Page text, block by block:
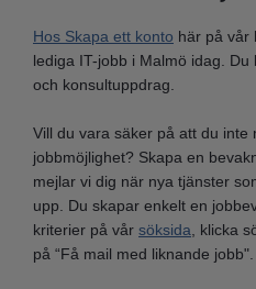
Hos Skapa ett konto här på vår
lediga IT-jobb i Malmö idag.
och konsultuppdrag.
Vill du vara säker på att du inte
jobbmöjlighet? Skapa en
mejlar vi dig när nya tjänster
upp. Du skapar enkelt en
kriterier på vår söksida , klicka
på “Få mail med liknande jobb".